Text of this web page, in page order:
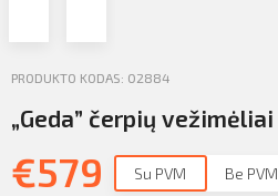
Atsijungti
PRODUKTO KODAS: 02884
„Geda” čerpių vežimėliai
€579 Su PVM Be PVM